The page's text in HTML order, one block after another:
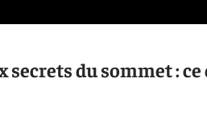
secrets du sommet :